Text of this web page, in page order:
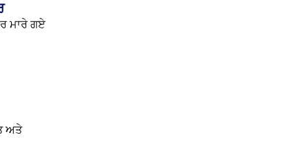
ਮਾਰੇ ਗਏ
ਅਤੇ